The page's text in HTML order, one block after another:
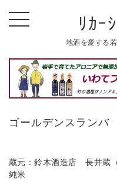
ﾘｶｰ
地酒を愛する
ゴールデンスラン
蔵元：鈴木酒造店 長井蔵（
純米